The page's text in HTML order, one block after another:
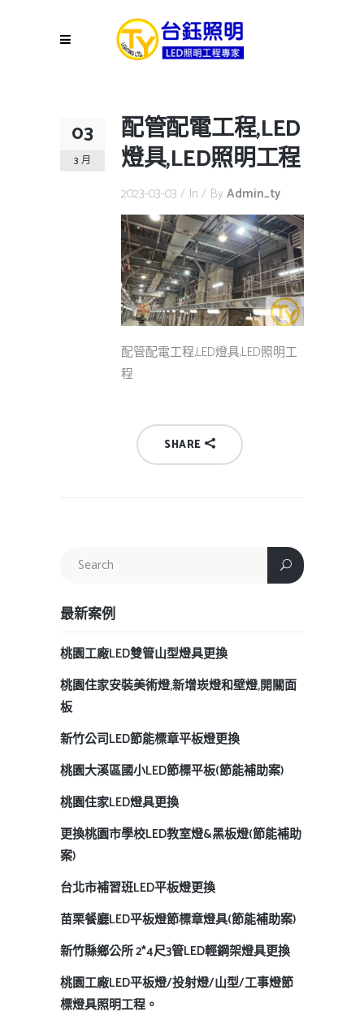
03
3 月
配管配電工程,LED
燈具,LED照明工程
2023-03-03 In By Admin_ty
配管配電工程,LED燈具,LED照明工
程
SHARE
最新案例
桃園工廠LED雙管山型燈具更換
桃園住家安裝美術燈,新增崁燈和壁燈,開關面
板
新竹公司LED節能標章平板燈更換
桃園大溪區國小LED節標平板(節能補助案)
桃園住家LED燈具更換
更換桃園市學校LED教室燈&黑板燈(節能補助
案)
台北市補習班LED平板燈更換
苗栗餐廳LED平板燈節標章燈具(節能補助案)
新竹縣鄉公所 2*4尺3管LED輕鋼架燈具更換
桃園工廠LED平板燈/投射燈/山型/工事燈節
標燈具照明工程。